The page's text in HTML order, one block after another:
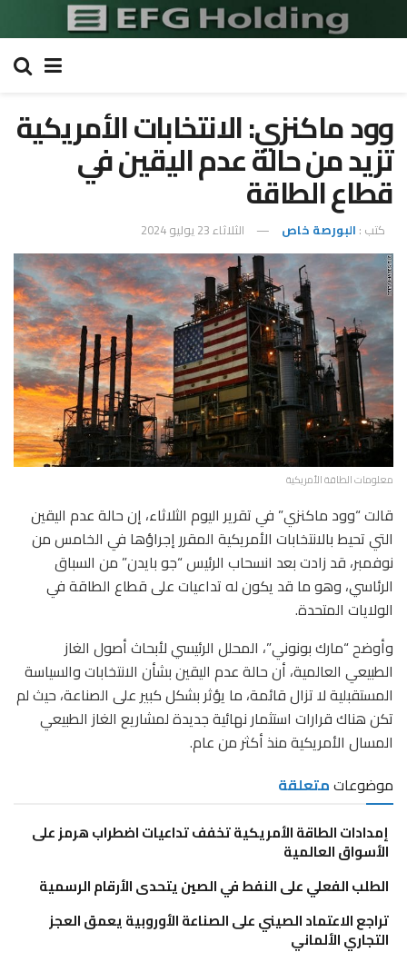
وود ماكنزي: الانتخابات الأمريكية
تزيد من حالة عدم اليقين في
قطاع الطاقة
كتب : البورصة خاص الثلاثاء 23 يوليو 2024
معلومات الطاقة الأمريكية
قالت “وود ماكنزي” في تقرير اليوم الثلاثاء، إن حالة عدم اليقين
التي تحيط بالانتخابات الأمريكية المقرر إجراؤها في الخامس من
نوفمبر، قد زادت بعد انسحاب الرئيس “جو بايدن” من السباق
الرئاسي، وهو ما قد يكون له تداعيات على قطاع الطاقة في
الولايات المتحدة.
وأوضح “مارك بونوني”، المحلل الرئيسي لأبحاث أصول الغاز
الطبيعي العالمية، أن حالة عدم اليقين بشأن الانتخابات والسياسة
المستقبلية لا تزال قائمة، ما يؤثر بشكل كبير على الصناعة، حيث لم
تكن هناك قرارات استثمار نهائية جديدة لمشاريع الغاز الطبيعي
المسال الأمريكية منذ أكثر من عام.
موضوعاتمتعلقة
إمدادات الطاقة الأمريكية تخفف تداعيات اضطراب هرمز على
الأسواق العالمية
الطلب الفعلي على النفط في الصين يتحدى الأرقام الرسمية
تراجع الاعتماد الصيني على الصناعة الأوروبية يعمق العجز
التجاري الألماني